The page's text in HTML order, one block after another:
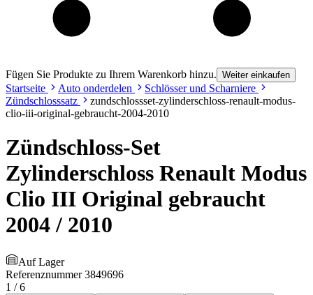
Fügen Sie Produkte zu Ihrem Warenkorb hinzu. Weiter einkaufen
Startseite Auto onderdelen
Schlösser und Scharniere
Zündschlosssatz
zundschlossset-zylinderschloss-renault-modus-
clio-iii-original-gebraucht-2004-2010
Zündschloss-Set
Zylinderschloss Renault Modus
Clio III Original gebraucht
2004 / 2010
Auf Lager
Referenznummer 3849696
1 /6